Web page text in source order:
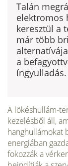
Talán
elektromos
keresztül a
már több
a
íngyulladás.
A lökéshullám-
kezelésből áll,
hang­hullámokat
energiában
fokozzák a